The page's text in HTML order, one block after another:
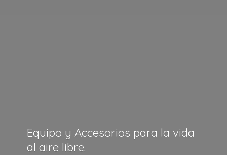
Equipo y Accesorios para la vida
al aire libre.